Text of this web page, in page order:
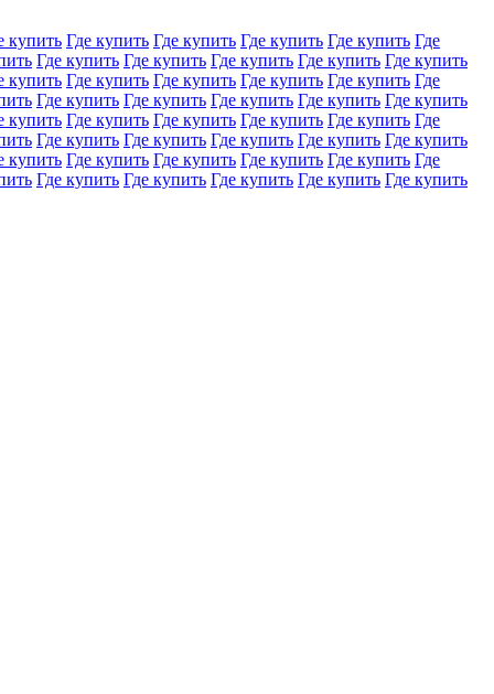
купить Где купить Где купить Где купить Где купить Где
Где купить Где купить Где купить Где купить Где купить
купить Где купить Где купить Где купить Где купить Где
Где купить Где купить Где купить Где купить Где купить
купить Где купить Где купить Где купить Где купить Где
Где купить Где купить Где купить Где купить Где купить
купить Где купить Где купить Где купить Где купить Где
Где купить Где купить Где купить Где купить Где купить